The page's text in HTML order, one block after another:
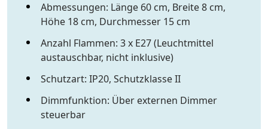
Abmessungen: Länge 60 cm, Breite 8 cm,
Höhe 18 cm, Durchmesser 15 cm
Anzahl Flammen: 3 x E27 (Leuchtmittel
austauschbar, nicht inklusive)
Schutzart: IP20, Schutzklasse II
Dimmfunktion: Über externen Dimmer
steuerbar